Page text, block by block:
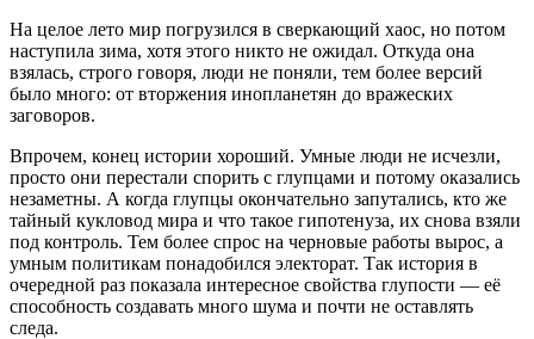
На целое лето мир погрузился в сверкающий хаос, но потом
наступила зима, хотя этого никто не ожидал. Откуда она
взялась, строго говоря, люди не поняли, тем более версий
было много: от вторжения инопланетян до вражеских
заговоров.
Впрочем, конец истории хороший. Умные люди не исчезли,
просто они перестали спорить с глупцами и потому оказались
незаметны. А когда глупцы окончательно запутались, кто же
тайный кукловод мира и что такое гипотенуза, их снова взяли
под контроль. Тем более спрос на черновые работы вырос, а
умным политикам понадобился электорат. Так история в
очередной раз показала интересное свойства глупости — её
способность создавать много шума и почти не оставлять
следа.